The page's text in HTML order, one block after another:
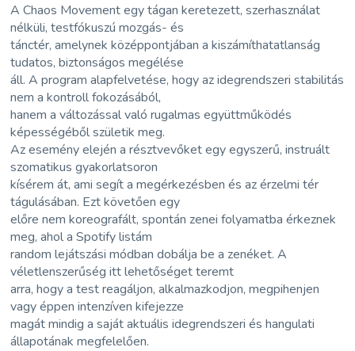
A Chaos Movement egy tágan keretezett, szerhasználat
nélküli, testfókuszú mozgás- és
tánctér, amelynek középpontjában a kiszámíthatatlanság
tudatos, biztonságos megélése
áll. A program alapfelvetése, hogy az idegrendszeri stabilitás
nem a kontroll fokozásából,
hanem a változással való rugalmas együttműködés
képességéből születik meg.
Az esemény elején a résztvevőket egy egyszerű, instruált
szomatikus gyakorlatsoron
kísérem át, ami segít a megérkezésben és az érzelmi tér
tágulásában. Ezt követően egy
előre nem koreografált, spontán zenei folyamatba érkeznek
meg, ahol a Spotify listám
random lejátszási módban dobálja be a zenéket. A
véletlenszerűség itt lehetőséget teremt
arra, hogy a test reagáljon, alkalmazkodjon, megpihenjen
vagy éppen intenzíven kifejezze
magát mindig a saját aktuális idegrendszeri és hangulati
állapotának megfelelően.